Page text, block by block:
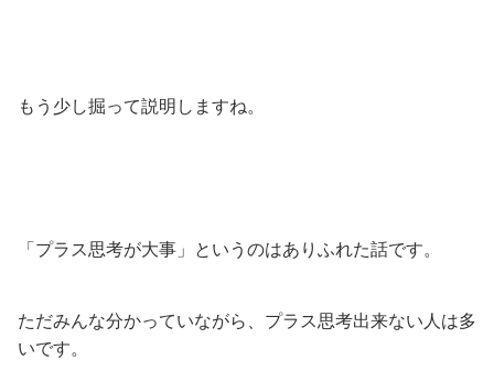
もう少し掘って説明しますね。
「プラス思考が大事」というのはありふれた話です。
ただみんな分かっていながら、プラス思考出来ない人は多
いです。